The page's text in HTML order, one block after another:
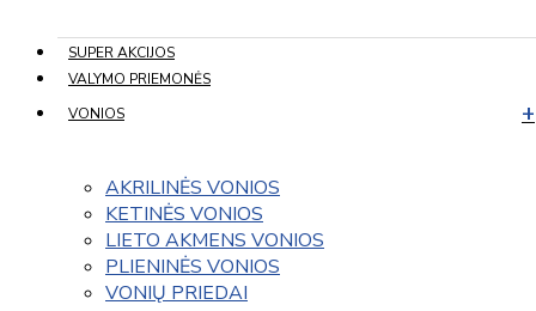
SUPER AKCIJOS
VALYMO PRIEMONĖS
VONIOS
AKRILINĖS VONIOS
KETINĖS VONIOS
LIETO AKMENS VONIOS
PLIENINĖS VONIOS
VONIŲ PRIEDAI